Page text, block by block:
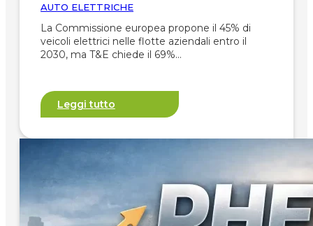
AUTO ELETTRICHE
La Commissione europea propone il 45% di
veicoli elettrici nelle flotte aziendali entro il
2030, ma T&E chiede il 69%…
Leggi tutto